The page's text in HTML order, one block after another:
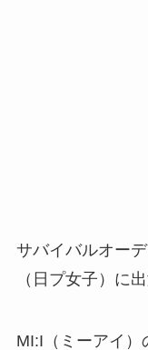
サバイバルオー
（日プ女子）に
MI:I（ミーアイ）